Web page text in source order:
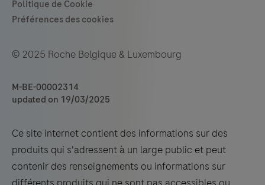
© 2025 Roche Belgique & Luxembourg
M-BE-00002314
updated on 19/03/2025
Ce site internet contient des informations sur des
produits qui s'adressent à un large public et peut
contenir des renseignements ou informations sur